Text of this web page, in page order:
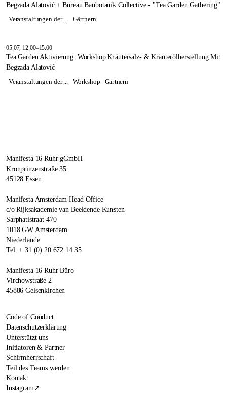
Begzada Alatović + Bureau Baubotanik Collective - "Tea Garden Gathering"
Veranstaltungen der ... Gärtnern
05.07, 12.00–15.00
Tea Garden Aktivierung: Workshop Kräutersalz- & Kräuterölherstellung Mit
Begzada Alatović
Veranstaltungen der ... Workshop Gärtnern
Manifesta 16 Ruhr gGmbH
Kronprinzenstraße 35
45128 Essen
Manifesta Amsterdam Head Office
c/o Rijksakademie van Beeldende Kunsten
Sarphatistraat 470
1018 GW Amsterdam
Niederlande
Tel. + 31 (0) 20 672 14 35
Manifesta 16 Ruhr Büro
Virchowstraße 2
45886 Gelsenkirchen
Code of Conduct
Datenschutzerklärung
Unterstützt uns
Initiatoren & Partner
Schirmherrschaft
Teil des Teams werden
Kontakt
Instagram↗